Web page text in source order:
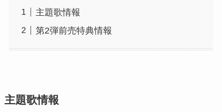
主題歌情報
第2弾前売特典情報
主題歌情報